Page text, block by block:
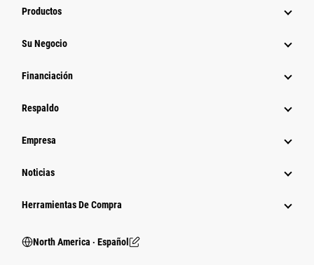
Productos
Su Negocio
Financiación
Respaldo
Empresa
Noticias
Herramientas De Compra
North America ‧ Español